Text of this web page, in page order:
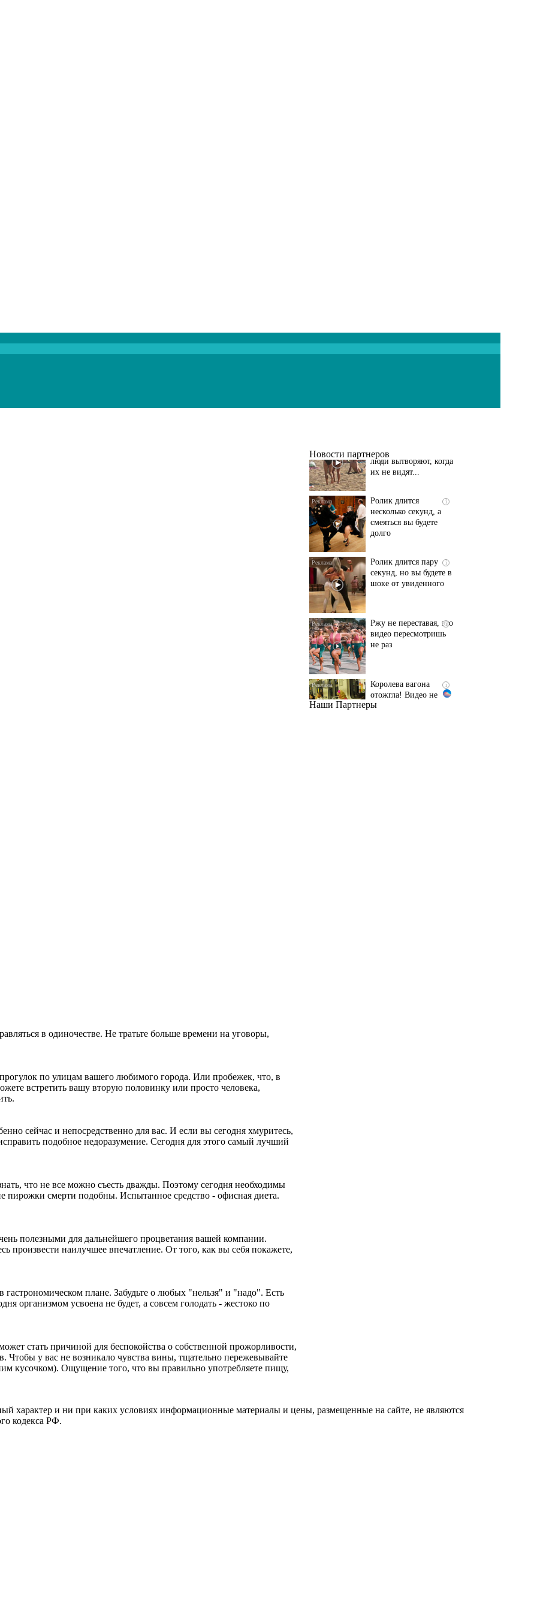
в одиночестве. Не тратьте больше времени на уговоры,
по улицам вашего любимого города. Или пробежек, что, в
встретить вашу вторую половинку или просто человека,
сейчас и непосредственно для вас. И если вы сегодня хмуритесь,
подобное недоразумение. Сегодня для этого самый лучший
что не все можно съесть дважды. Поэтому сегодня необходимы
пирожки смерти подобны. Испытанное средство - офисная диета.
полезными для дальнейшего процветания вашей компании.
произвести наилучшее впечатление. От того, как вы себя покажете,
плане. Забудьте о любых "нельзя" и "надо". Есть
организмом усвоена не будет, а совсем голодать - жестоко по
стать причиной для беспокойства о собственной прожорливости,
Чтобы у вас не возникало чувства вины, тщательно пережевывайте
кусочком). Ощущение того, что вы правильно употребляете пищу,
Новости партнеров
i
Ролик длится
несколько секунд, а
долго
Ролик длится пару
секунд, но вы будете в
Ржу не переставая, это
Королева вагона
Этот танец невесты
Наши Партнеры
характер и ни при каких условиях информационные материалы и цены, размещенные на сайте, не являются
кодекса РФ.